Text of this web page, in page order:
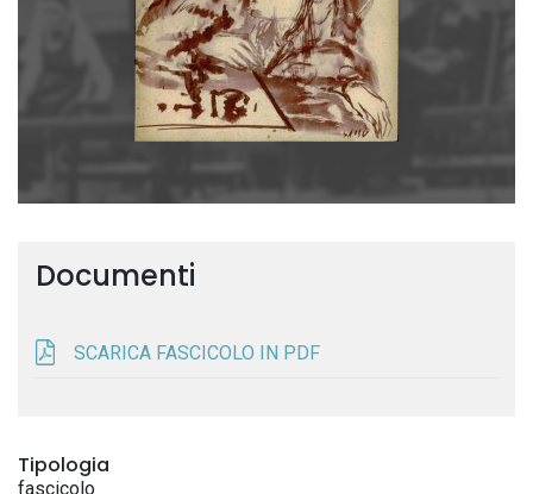
Documenti
SCARICA FASCICOLO IN PDF
Tipologia
fascicolo